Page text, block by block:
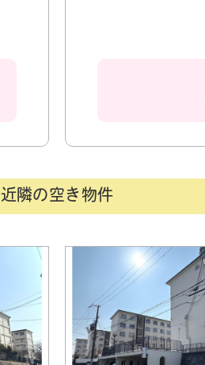
近隣の空き物件